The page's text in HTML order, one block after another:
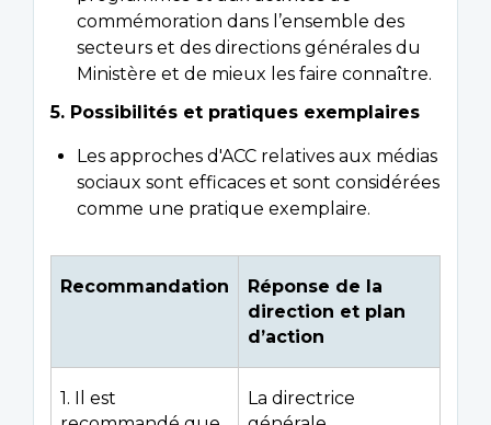
commémoration dans l’ensemble des
secteurs et des directions générales du
Ministère et de mieux les faire connaître.
5. Possibilités et pratiques exemplaires
Les approches d'ACC relatives aux médias
sociaux sont efficaces et sont considérées
comme une pratique exemplaire.
Recommandation
Réponse de la
direction et plan
d’action
1. Il est
La directrice